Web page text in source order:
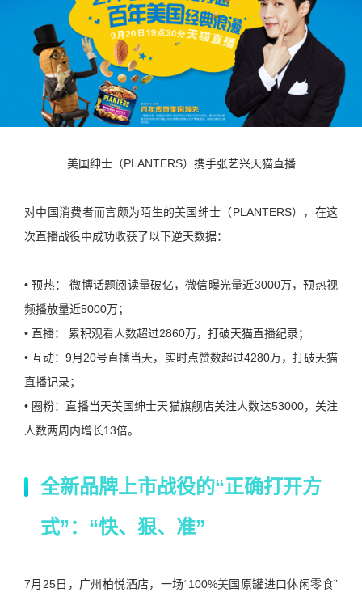
美国绅士（PLANTERS）携手张艺兴天猫直播
对中国消费者而言颇为陌生的美国绅士（PLANTERS），在这
次直播战役中成功收获了以下逆天数据：
• 预热： 微博话题阅读量破亿，微信曝光量近3000万，预热视
频播放量近5000万；
• 直播： 累积观看人数超过2860万，打破天猫直播纪录；
• 互动：9月20号直播当天，实时点赞数超过4280万，打破天猫
直播记录；
• 圈粉：直播当天美国绅士天猫旗舰店关注人数达53000，关注
人数两周内增长13倍。
全新品牌上市战役的“正确打开方
式”：“快、狠、准”
7月25日，广州柏悦酒店，一场“100%美国原罐进口休闲零食”